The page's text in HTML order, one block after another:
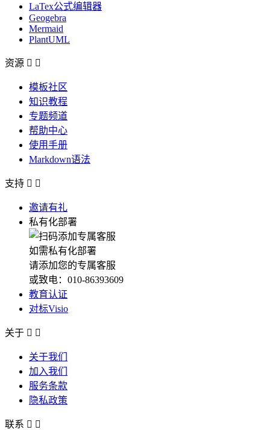
LaTex公式编辑器
Geogebra
Mermaid
PlantUML
资源  
模板社区
知识教程
专题频道
帮助中心
使用手册
Markdown语法
支持  
邀请有礼
私有化部署
如需私有化部署
请添加您的专属客服
或致电：010-86393609
教育认证
对标Visio
关于  
关于我们
加入我们
服务条款
隐私政策
联系  